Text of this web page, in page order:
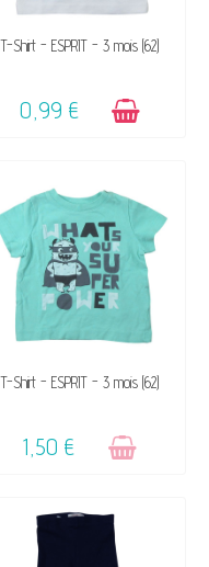
DISPONIBLE
T-Shirt - ESPRIT - 3 mois (62)
0,99 €
VENDU, VICTIME DE SON
T-Shirt - ESPRIT - 3 mois (62)
1,50 €